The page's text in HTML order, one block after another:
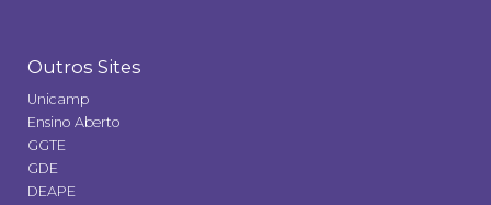
Outros Sites
Unicamp
Ensino Aberto
GGTE
GDE
DEAPE